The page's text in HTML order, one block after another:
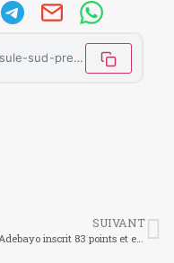
https://letemoinhaiti.com/peninsule-sud-premiere-foire-regionale-pour-promouvoir-lentrepreneuriat-feminin/
SUIVANT
Bam Adebayo inscrit 83 points et entre dans la légende de la NBA